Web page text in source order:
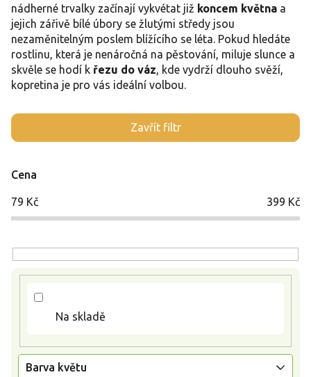
nádherné trvalky začínají vykvétat již koncem května a
jejich zářivě bílé úbory se žlutými středy jsou
nezaměnitelným poslem blížícího se léta. Pokud hledáte
rostlinu, která je nenáročná na pěstování, miluje slunce a
skvěle se hodí k řezu do váz , kde vydrží dlouho svěží,
kopretina je pro vás ideální volbou.
Zavřít filtr
Cena
79 Kč 399 Kč
Na skladě
Barva květu
V
ý
s
p
u